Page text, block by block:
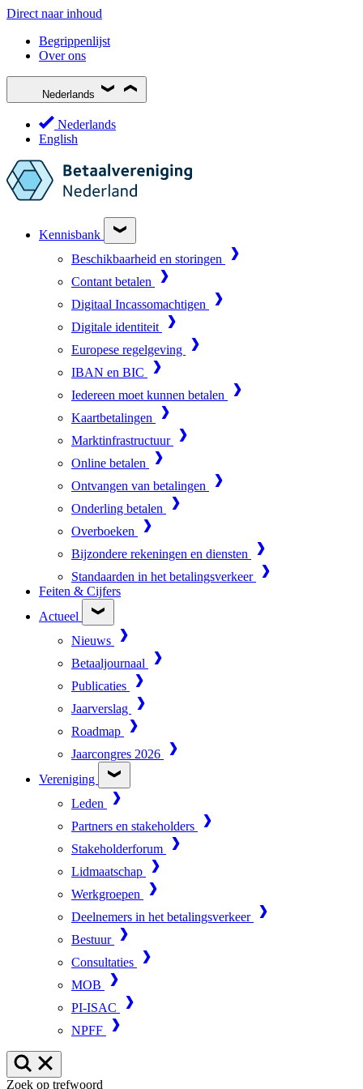
Direct naar inhoud
Begrippenlijst
Over ons
Nederlands
Nederlands
English
Kennisbank
Beschikbaarheid en storingen
Contant betalen
Digitaal Incassomachtigen
Digitale identiteit
Europese regelgeving
IBAN en BIC
Iedereen moet kunnen betalen
Kaartbetalingen
Marktinfrastructuur
Online betalen
Ontvangen van betalingen
Onderling betalen
Overboeken
Bijzondere rekeningen en diensten
Standaarden in het betalingsverkeer
Feiten & Cijfers
Actueel
Nieuws
Betaaljournaal
Publicaties
Jaarverslag
Roadmap
Jaarcongres 2026
Vereniging
Leden
Partners en stakeholders
Stakeholderforum
Lidmaatschap
Werkgroepen
Deelnemers in het betalingsverkeer
Bestuur
Consultaties
MOB
PI-ISAC
NPFF
Zoek op trefwoord